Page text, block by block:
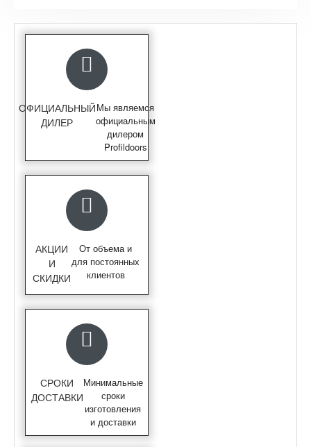
ОФИЦИАЛЬНЫЙ
ДИЛЕР
Мы являемся
официальным
дилером
Profildoors
АКЦИИ
И
СКИДКИ
От объема и
для постоянных
клиентов
СРОКИ
ДОСТАВКИ
Минимальные
сроки
изготовления
и доставки